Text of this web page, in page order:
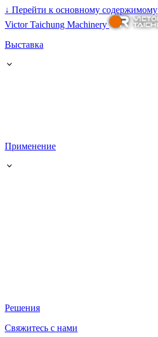
↓ Перейти к основному содержимому
Victor Taichung Machinery
Выставка
Применение
Решения
Свяжитесь с нами